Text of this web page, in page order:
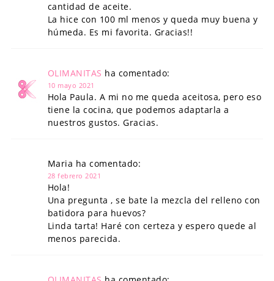
cantidad de aceite.
La hice con 100 ml menos y queda muy buena y
húmeda. Es mi favorita. Gracias!!
OLIMANITAS ha comentado:
10 mayo 2021
Hola Paula. A mi no me queda aceitosa, pero eso
tiene la cocina, que podemos adaptarla a
nuestros gustos. Gracias.
Maria ha comentado:
28 febrero 2021
Hola!
Una pregunta , se bate la mezcla del relleno con
batidora para huevos?
Linda tarta! Haré con certeza y espero quede al
menos parecida.